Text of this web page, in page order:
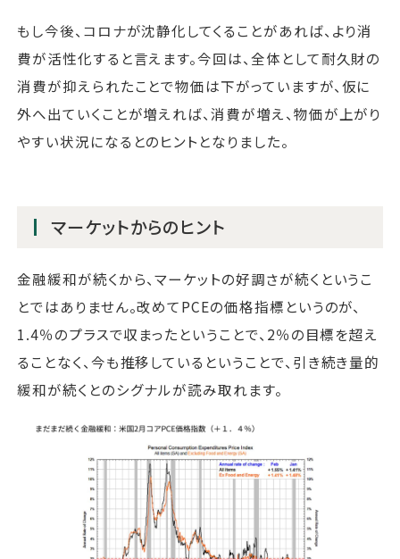
もし今後、コロナが沈静化してくることがあれば、より消
費が活性化すると言えます。今回は、全体として耐久財の
消費が抑えられたことで物価は下がっていますが、仮に
外へ出ていくことが増えれば、消費が増え、物価が上がり
やすい状況になるとのヒントとなりました。
マーケットからのヒント
金融緩和が続くから、マーケットの好調さが続くというこ
とではありません。改めてPCEの価格指標というのが、
1.4％のプラスで収まったということで、2％の目標を超え
ることなく、今も推移しているということで、引き続き量的
緩和が続くとのシグナルが読み取れます。